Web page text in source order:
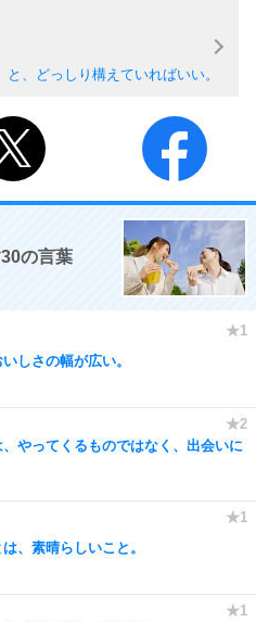
と、どっしり構えていればいい。
の言葉
しさの幅が広い。
やってくるものではなく、出会いに
、素晴らしいこと。